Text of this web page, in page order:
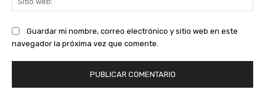
Guardar mi nombre, correo electrónico y sitio web en este
navegador la próxima vez que comente.